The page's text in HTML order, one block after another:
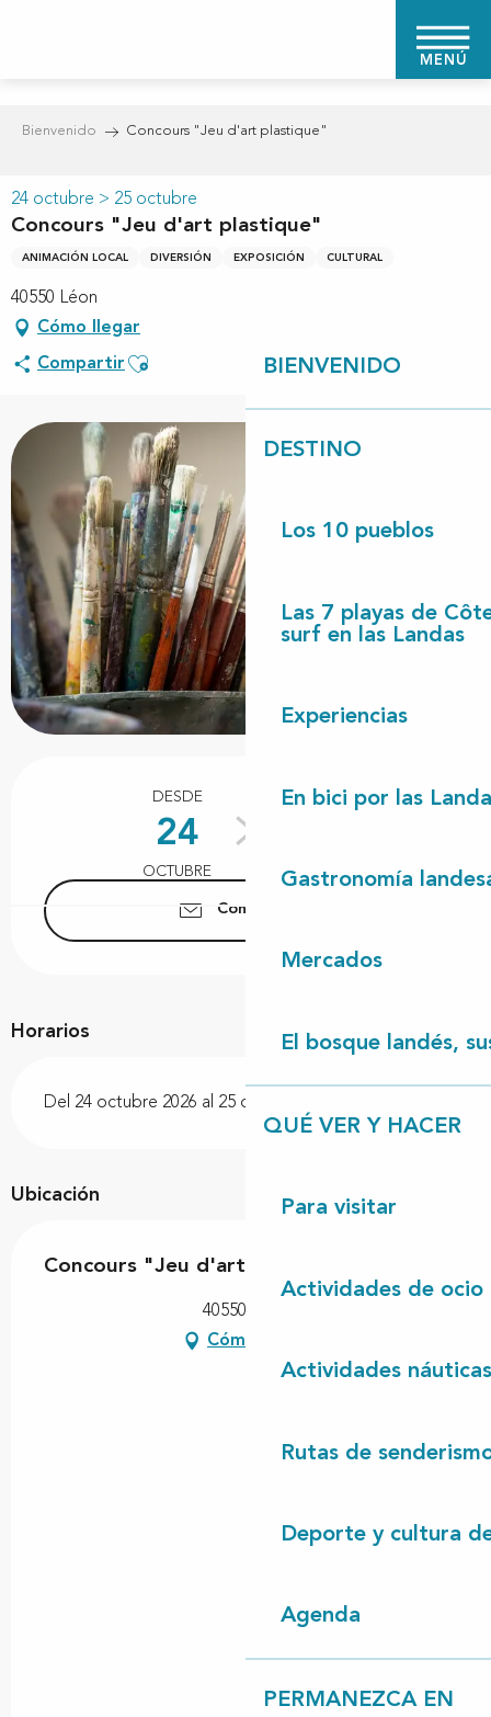
MENÚ
BIENVENIDO
DESTINO
Los 10 pueblos
Las 7 playas de
surf en las Landas
Experiencias
En bici por las
Gastronomía
Mercados
El bosque landés,
QUÉ VER Y HACER
Para visitar
Actividades de ocio
Actividades náuticas
Rutas de
Deporte y cultura
Agenda
PERMANEZCA EN
Bienvenido Concours "Jeu d'art plastique"
24 octubre > 25 octubre
Concours "Jeu d'art plastique"
ANIMACIÓN LOCAL DIVERSIÓN EXPOSICIÓN CULTURAL
40550 Léon
Cómo llegar
Compartir Ajouter aux favoris
DESDE
24
OCTUBRE
HASTA
OCTUBRE
Contáctenos
Horarios
Del 24 octubre 2026 al 25 octubre 2026
Ubicación
Concours "Jeu d'art plastique"
40550 Léon
Cómo llegar